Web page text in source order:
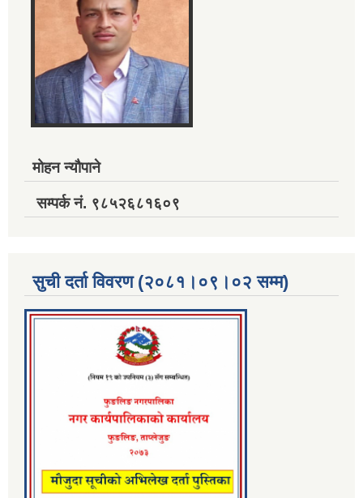
मोहन न्यौपाने
सम्पर्क नं. ९८५२६८१६०९
सुची दर्ता विवरण (२०८१।०९।०२ सम्म)